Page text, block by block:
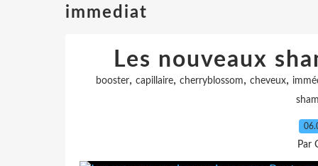
immediat
Les nouveaux
booster, capillaire, cherryblossom, cheveux,
Par